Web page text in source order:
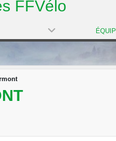
FFVélo